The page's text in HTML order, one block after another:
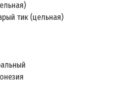
тик (цельная)